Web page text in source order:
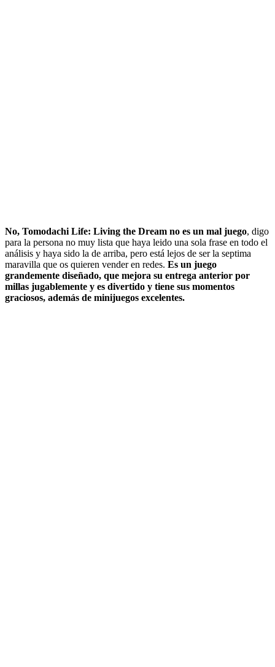
No, Tomodachi Life: Living the Dream no es un mal juego, digo
para la persona no muy lista que haya leido una sola frase en todo el
análisis y haya sido la de arriba, pero está lejos de ser la septima
maravilla que os quieren vender en redes. Es un juego
grandemente diseñado, que mejora su entrega anterior por
millas jugablemente y es divertido y tiene sus momentos
graciosos, además de minijuegos excelentes.